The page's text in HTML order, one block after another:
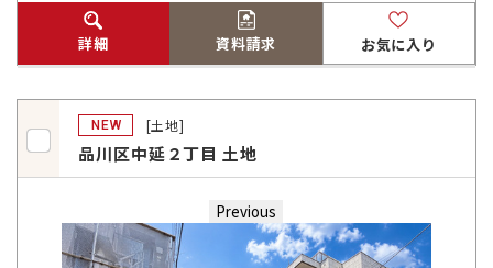
詳細 資料請求 お気に入り
NEW [土地]
品川区中延２丁目 土地
Previous